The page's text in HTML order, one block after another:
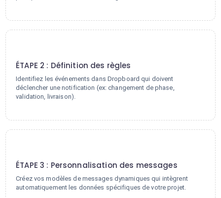
ÉTAPE 2 : Définition des règles
Identifiez les événements dans Dropboard qui doivent
déclencher une notification (ex: changement de phase,
validation, livraison).
ÉTAPE 3 : Personnalisation des messages
Créez vos modèles de messages dynamiques qui intègrent
automatiquement les données spécifiques de votre projet.